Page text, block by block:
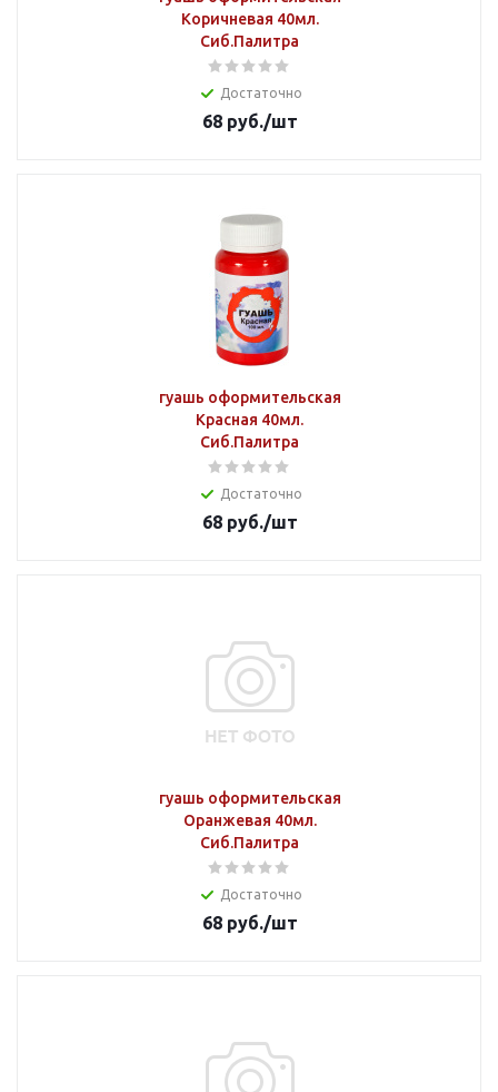
Коричневая 40мл.
Сиб.Палитра
Достаточно
68руб./шт
гуашь оформительская
Красная 40мл.
Сиб.Палитра
Достаточно
68руб./шт
гуашь оформительская
Оранжевая 40мл.
Сиб.Палитра
Достаточно
68руб./шт